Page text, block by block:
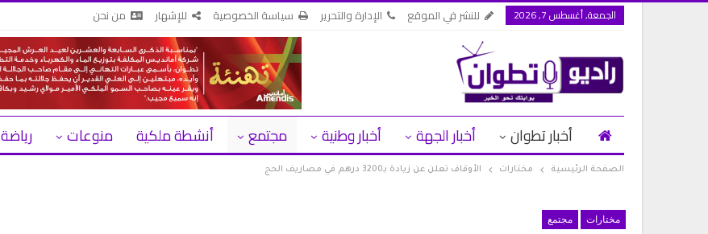
الجمعة, أغسطس 7, 2026 للنشر في الموقع الإدارة والتحرير سياسة الخصوصية للإشهار من نحن
أخبار تطوان أخبار الجهة أخبار وطنية مجتمع أنشطة ملكية منوعات رياضة
الصفحة الرئيسية مختارات الأوقاف تعلن عن زيادة بـ3200 درهم في مصاريف الحج
مختارات مجتمع